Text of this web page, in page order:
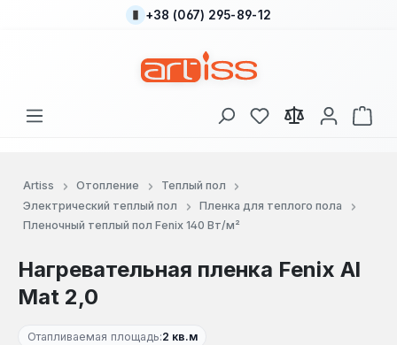
Перейти к основному содержанию
+38 (067) 295-89-12
У вас есть товары
В
Artiss Отопление
Теплый пол
Электрический теплый пол
Пленка для теплого пола
Пленочный теплый пол Fenix 140 Вт/м²
Нагревательная пленка Fenix Al
Mat 2,0
Отапливаемая площадь:2 кв.м